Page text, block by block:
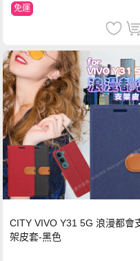
免運
CITY VIVO Y31 5G 浪漫都會
架皮套-黑色